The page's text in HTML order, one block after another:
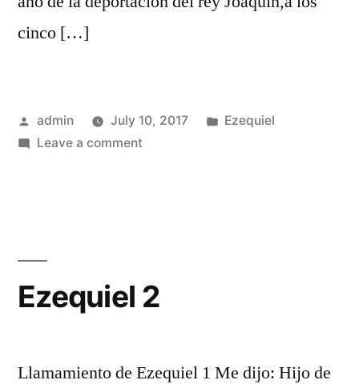
cinco […]
Posted
by
admin July 10, 2017
Posted
Ezequiel
Leave a commenton
Ezequiel 2
Llamamiento de Ezequiel 1 Me dijo: Hijo de